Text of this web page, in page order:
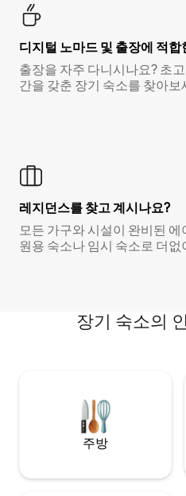
디지털 노마드 및 출장에 적합
출장을 자주 다니시나요? 초
간을 갖춘 장기 숙소를 찾아보
레지던스를 찾고 계시나요?
모든 가구와 시설이 완비된
원용 숙소나 임시 숙소로 더
장기 숙소의
주방